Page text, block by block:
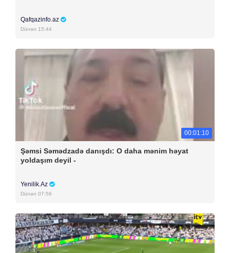
Qafqazinfo.az
Dünən 15:44
00:01:10
Şəmsi Səmədzadə danışdı: O daha mənim həyat
yoldaşım deyil -
Yenilik.Az
Dünən 07:56